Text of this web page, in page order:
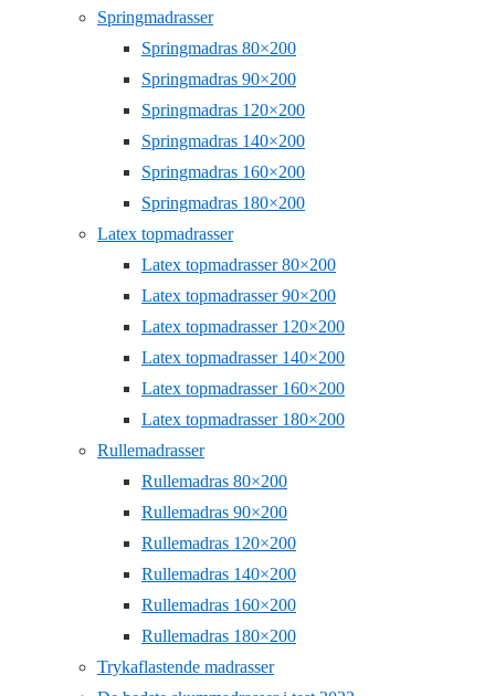
Springmadrasser
Springmadras 80×200
Springmadras 90×200
Springmadras 120×200
Springmadras 140×200
Springmadras 160×200
Springmadras 180×200
Latex topmadrasser
Latex topmadrasser 80×200
Latex topmadrasser 90×200
Latex topmadrasser 120×200
Latex topmadrasser 140×200
Latex topmadrasser 160×200
Latex topmadrasser 180×200
Rullemadrasser
Rullemadras 80×200
Rullemadras 90×200
Rullemadras 120×200
Rullemadras 140×200
Rullemadras 160×200
Rullemadras 180×200
Trykaflastende madrasser